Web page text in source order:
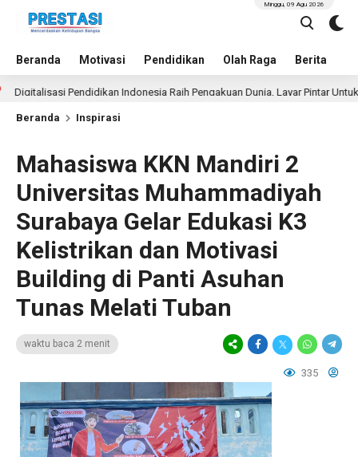
Beranda Motivasi Pendidikan Olah Raga Berita
Minggu, 09 Agu 2026
Pendidikan Indonesia Raih Pengakuan Dunia, Layar Pintar Untuk Semua
Beranda Inspirasi
Mahasiswa KKN Mandiri 2
Universitas Muhammadiyah
Surabaya Gelar Edukasi K3
Kelistrikan dan Motivasi
Building di Panti Asuhan
Tunas Melati Tuban
waktu baca 2 menit
335